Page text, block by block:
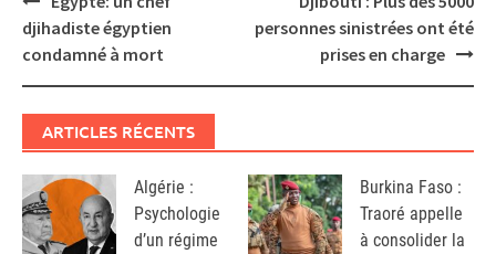
navigation
djihadiste égyptien
condamné à mort
personnes sinistrées ont été
prises en charge
ARTICLES RÉCENTS
Algérie :
Psychologie
d’un régime
Burkina Faso :
Traoré appelle
à consolider la